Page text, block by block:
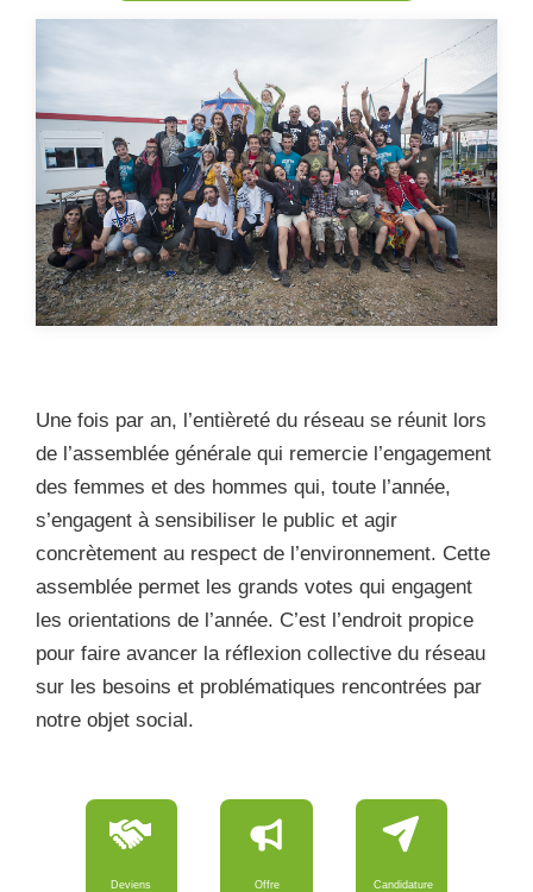
Une fois par an, l’entièreté du réseau se réunit lors
de l’assemblée générale qui remercie l’engagement
des femmes et des hommes qui, toute l’année,
s’engagent à sensibiliser le public et agir
concrètement au respect de l’environnement. Cette
assemblée permet les grands votes qui engagent
les orientations de l’année. C’est l’endroit propice
pour faire avancer la réflexion collective du réseau
sur les besoins et problématiques rencontrées par
notre objet social.
Deviens Offre Candidature